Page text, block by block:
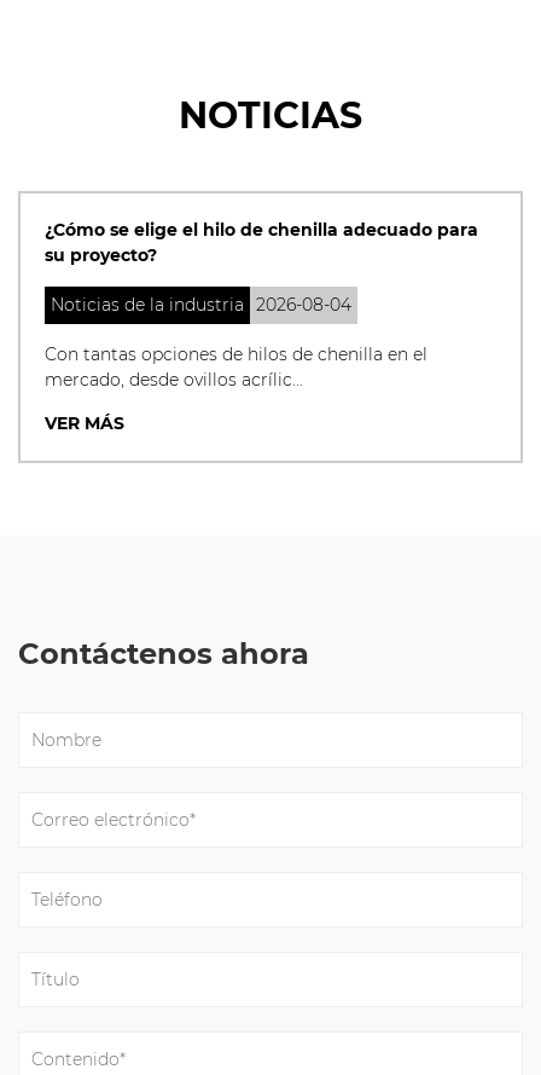
NOTICIAS
¿Cómo se elige el hilo de chenilla adecuado para
su proyecto?
Noticias de la industria 2026-08-04
Con tantas opciones de hilos de chenilla en el
mercado, desde ovillos acrílic...
VER MÁS
Contáctenos ahora